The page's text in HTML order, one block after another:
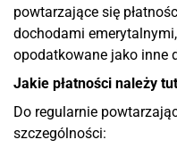
powtarzające się
dochodami
opodatkowane jako inne
Jakie płatności należy
Do regularnie
szczególności: